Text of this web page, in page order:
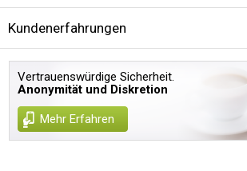
Kundenerfahrungen
Vertrauenswürdige Sicherheit.
Anonymität und Diskretion
Mehr Erfahren